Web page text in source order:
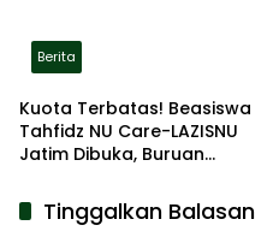
Berita
Kuota Terbatas! Beasiswa
Tahfidz NU Care-LAZISNU
Jatim Dibuka, Buruan
Tinggalkan Balasan